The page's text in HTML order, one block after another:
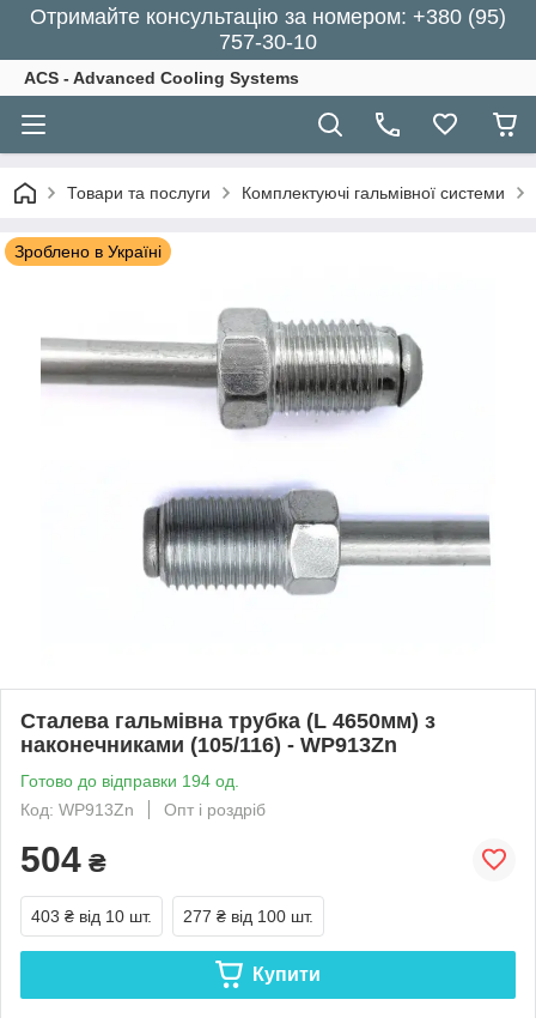
Отримайте консультацію за номером: +380 (95)
757-30-10
ACS - Advanced Cooling Systems
Товари та послуги Комплектуючі гальмівної системи
Зроблено в Україні
Сталева гальмівна трубка (L 4650мм) з
наконечниками (105/116) - WP913Zn
Готово до відправки 194 од.
Код: WP913Zn
Опт і роздріб
504 ₴
403 ₴ від 10 шт. 277 ₴ від 100 шт.
Купити